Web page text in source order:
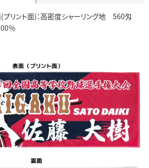
ント面)：高密度シャーリング地 560匁
％